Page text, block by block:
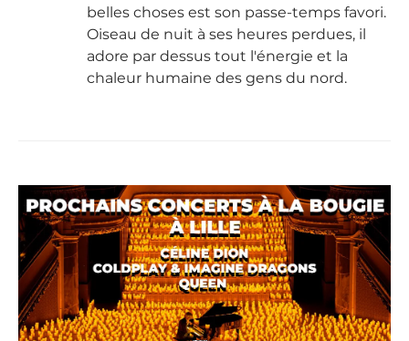
belles choses est son passe-temps favori.
Oiseau de nuit à ses heures perdues, il
adore par dessus tout l'énergie et la
chaleur humaine des gens du nord.